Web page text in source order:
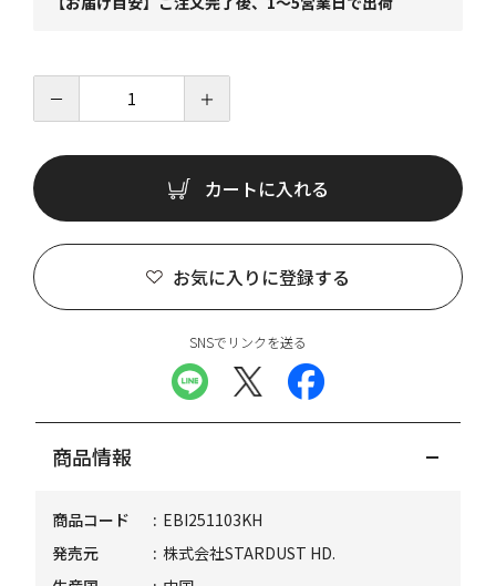
－ ＋
カートに入れる
お気に入りに登録する
SNSでリンクを送る
商品情報
商品コード
EBI251103KH
発売元
株式会社STARDUST HD.